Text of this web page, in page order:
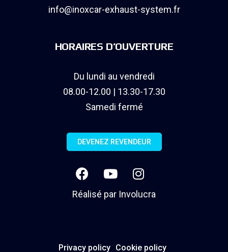
info@inoxcar-exhaust-system.fr
HORAIRES D’OUVERTURE
Du lundi au vendredi
08.00-12.00 | 13.30-17.30
Samedi fermé
DEVENEZ REVENDEUR
Réalisé par Involucra
Privacy policy Cookie policy